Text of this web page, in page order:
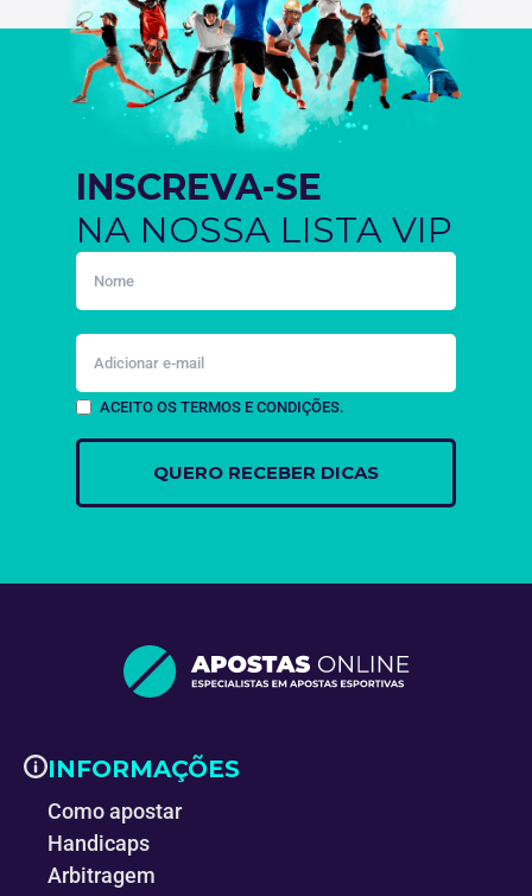
INSCREVA-SE
NA NOSSA LISTA VIP
ACEITO OS TERMOS E CONDIÇÕES.
INFORMAÇÕES
Como apostar
Handicaps
Arbitragem